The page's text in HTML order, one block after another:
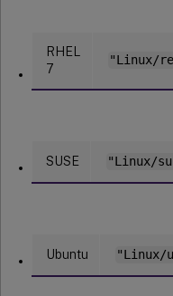
| Debian |`
RHEL
7
"Linux/
SUSE "Linux/
Ubuntu "Linux/